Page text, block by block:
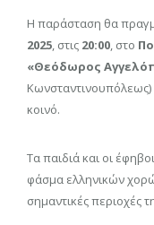
Η παράσταση θα
2025 , στις 20:00 , στο
«Θεόδωρος
Κωνσταντινουπόλεως)
κοινό.
Τα παιδιά και οι
φάσμα ελληνικών
σημαντικές περιοχές